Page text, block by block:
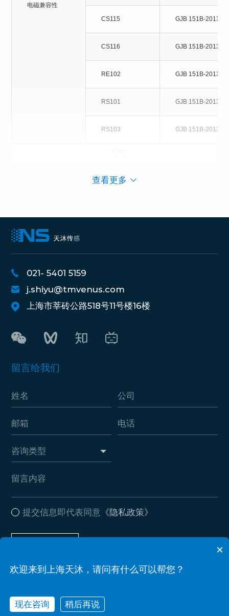
电磁兼容性
CS115 GJB 151B-2013《
CS116 GJB 151B-2013《
RE102 GJB 151B-2013《
RS101 GJB 151B-2013《
RS103 GJB 151B-2013《
查看更多
021- 5401 5159
j.shiyu@tmvenus.com
上海市莘砖公路518号11号楼16楼
留言给我们
提交信息即代表同意 《隐私政策》
备案号：沪ICP备17037612号-2
×
欢迎来到上海天沐，请问有什么可以帮您？
现在咨询 稍后再说